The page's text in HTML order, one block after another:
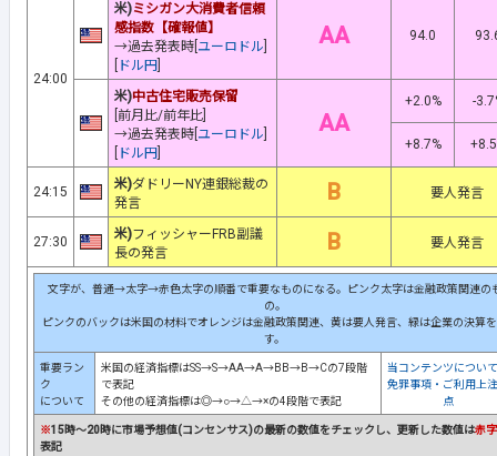
24:00
米)ミシガン大消費者信頼
感指数【確報値】
→過去発表時[ ユーロドル
ドル円
AA 94.0
米)中古住宅販売保留
[前月比/前年比]
→過去発表時[ ユーロドル
ドル円
AA
+2.0% -
+8.7%
24:15 米)ダドリーNY連銀総裁の
発言
B 要人発言
27:30 米)フィッシャーFRB副議
長の発言
B 要人発言
文字が、普通→太字→赤色太字の順番で重要なものになる。ピンク太字は金融政策関連の
の。
ピンクのバックは米国の材料でオレンジは金融政策関連、黄は要人発言、緑は企業の決算
す。
重要ラン
ク
について
米国の経済指標はSS→S→AA→A→BB→B→Cの7段階
で表記
その他の経済指標は◎→○→△→×の4段階で表記
当コンテンツについ
免罪事項・ご利用上
点
※15時～20時に市場予想値(コンセンサス)の最新の数値をチェックし、更新した数値は赤字
表記